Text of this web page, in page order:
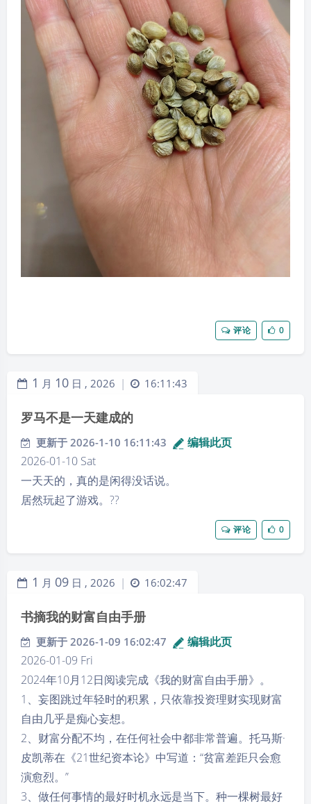
评论 0
1 月 10 日 , 2026 16:11:43
罗马不是一天建成的
更新于 2026-1-10 16:11:43
编辑此页
2026-01-10 Sat
一天天的，真的是闲得没话说。
居然玩起了游戏。?‍?
评论 0
1 月 09 日 , 2026 16:02:47
书摘我的财富自由手册
更新于 2026-1-09 16:02:47
编辑此页
2026-01-09 Fri
2024年10月12日阅读完成《我的财富自由手册》。
1、妄图跳过年轻时的积累，只依靠投资理财实现财富
自由几乎是痴心妄想。
2、财富分配不均，在任何社会中都非常普遍。托马斯·
皮凯蒂在《21世纪资本论》中写道：​“贫富差距只会愈
演愈烈。​”
3、做任何事情的最好时机永远是当下。种一棵树最好